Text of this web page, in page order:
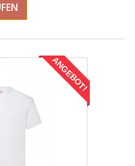
ANGEBOT!